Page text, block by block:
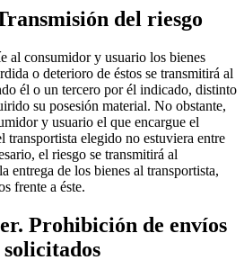
del riesgo
al consumidor y usuario los bienes
o deterioro de éstos se transmitirá al
él o un tercero por él indicado, distinto
su posesión material. No obstante,
y usuario el que encargue el
transportista elegido no estuviera entre
el riesgo se transmitirá al
entrega de los bienes al transportista,
frente a éste.
Prohibición de envíos